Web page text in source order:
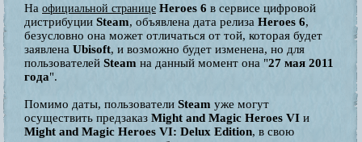
На официальной странице Heroes 6 в сервисе цифровой
дистрибуции Steam, объявлена дата релиза Heroes 6,
безусловно она может отличаться от той, которая будет
заявлена Ubisoft, и возможно будет изменена, но для
пользователей Steam на данный момент она "27 мая 2011
года".
Помимо даты, пользователи Steam уже могут
осуществить предзаказ Might and Magic Heroes VI и
Might and Magic Heroes VI: Delux Edition, в свою